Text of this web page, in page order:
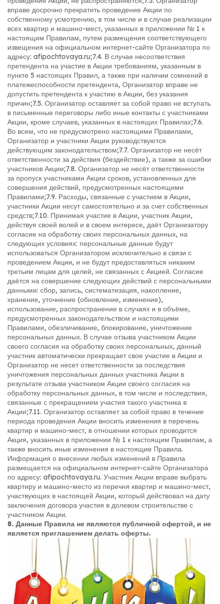
вправе досрочно прекратить проведение Акции по
собственному усмотрению, в том числе и в случае реализации
всех квартир и машино-мест, указанных в приложении № 1 к
настоящим Правилам, путем размещения соответствующего
извещения на официальном интернет-сайте Организатора по
адресу: afipochtovaya.ru;7.4. В случае несоответствия
претендента на участие в Акции требованиям, указанным в
пункте 5 настоящих Правил, а также при наличии сомнений в
платежеспособности претендента, Организатор вправе не
допустить претендента к участию в Акции, без указания
причин;7.5. Организатор оставляет за собой право не вступать
в письменные переговоры либо иные контакты с участниками
Акции, кроме случаев, указанных в настоящих Правилах;7.6.
Во всем, что не предусмотрено настоящими Правилами,
Организатор и участники Акции руководствуются
действующим законодательством;7.7. Организатор не несёт
ответственности за действия (бездействие), а также за ошибки
участников Акции;7.8. Организатор не несёт ответственности
за пропуск участниками Акции сроков, установленных для
совершения действий, предусмотренных настоящими
Правилами;7.9. Расходы, связанные с участием в Акции,
участники Акции несут самостоятельно и за счет собственных
средств;7.10. Принимая участие в Акции, участник Акции,
действуя своей волей и в своем интересе, даёт Организатору
согласие на обработку своих персональных данных, на
следующих условиях: персональные данные будут
использоваться Организатором исключительно в связи с
проведением Акции, и не будут предоставляться никаким
третьим лицам для целей, не связанных с Акцией. Согласие
даётся на совершение следующих действий с персональными
данными: сбор, запись, систематизация, накопление,
хранение, уточнение (обновление, изменение),
использование, распространение в случаях и в объёме,
предусмотренных законодательством и настоящими
Правилами, обезличивание, блокирование, уничтожение
персональных данных. В случае отзыва участником Акции
своего согласия на обработку своих персональных, данный
участник автоматически прекращает свое участие в Акции и
Организатор не несет ответственности за последствия
уничтожения персональных данных участника Акции в
результате отзыва участником Акции своего согласия на
обработку персональных данных, в том числе и последствия,
связанные с прекращением участия такого участника в
Акции;7.11. Организатор оставляет за собой право в течение
периода проведения Акции вносить изменения в перечень
квартир и машино-мест, в отношении которых проводится
Акция, указанных в приложении № 1 к настоящим Правилам, а
также вносить иные изменения в настоящие Правила.
Информация о внесении любых изменений в Правила
размещается на официальном интернет-сайте Организатора
по адресу: afipochtovaya.ru. Участник Акции вправе выбрать
квартиру и машино-место из перечня квартир и машино-мест,
участвующих в настоящей Акции, который действовал на дату
заключения договора участия в долевом строительстве с
участником Акции.
8. Данные Правила не являются публичной офертой, и не
является приглашением делать оферты.